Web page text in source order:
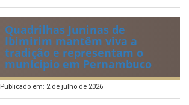
Quadrilhas Juninas de
Ibimirim mantêm viva a
tradição e representam o
munícipio em Pernambuco
Publicado em: 2 de julho de 2026